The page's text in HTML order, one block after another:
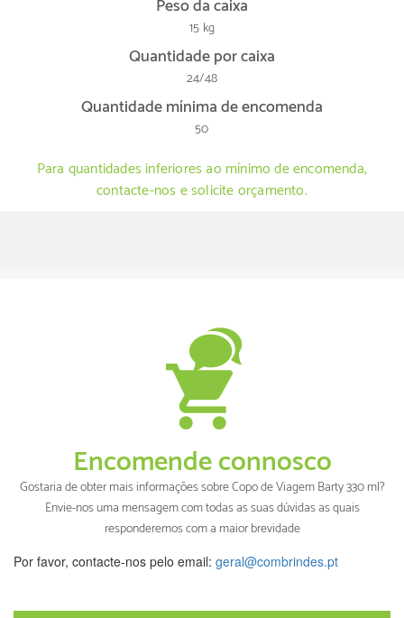
Peso da caixa
15 kg
Quantidade por caixa
24/48
Quantidade mínima de encomenda
50
Para quantidades inferiores ao mínimo de encomenda,
contacte-nos e solicite orçamento.
Encomende connosco
Gostaria de obter mais informações sobre Copo de Viagem Barty 330 ml?
Envie-nos uma mensagem com todas as suas dúvidas as quais
responderemos com a maior brevidade
Por favor, contacte-nos pelo email: geral@combrindes.pt